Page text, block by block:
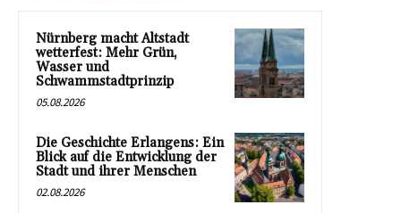
Nürnberg macht Altstadt
wetterfest: Mehr Grün,
Wasser und
Schwammstadtprinzip
05.08.2026
Die Geschichte Erlangens: Ein
Blick auf die Entwicklung der
Stadt und ihrer Menschen
02.08.2026